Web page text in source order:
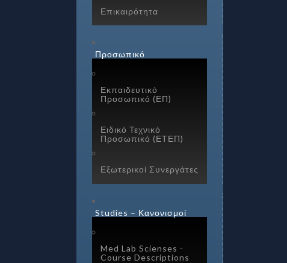
Επικαιρότητα
Προσωπικό
Εκπαιδευτικό
Προσωπικό (ΕΠ)
Ειδικό Τεχνικό
Προσωπικό (ΕΤΕΠ)
Εξωτερικοί Συνεργάτες
Studies – Κανονισμοί
Med Lab Scienses -
Course Descriptions